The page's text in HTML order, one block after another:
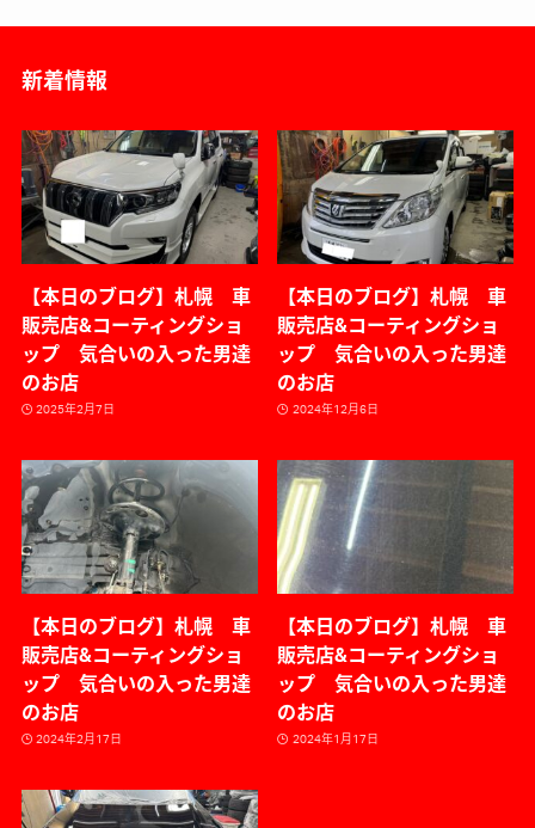
新着情報
【本日のブログ】札幌 車
販売店&コーティングショ
ップ 気合いの入った男達
のお店
2025年2月7日
【本日のブログ】札幌 車
販売店&コーティングショ
ップ 気合いの入った男達
のお店
2024年12月6日
【本日のブログ】札幌 車
販売店&コーティングショ
ップ 気合いの入った男達
のお店
2024年2月17日
【本日のブログ】札幌 車
販売店&コーティングショ
ップ 気合いの入った男達
のお店
2024年1月17日